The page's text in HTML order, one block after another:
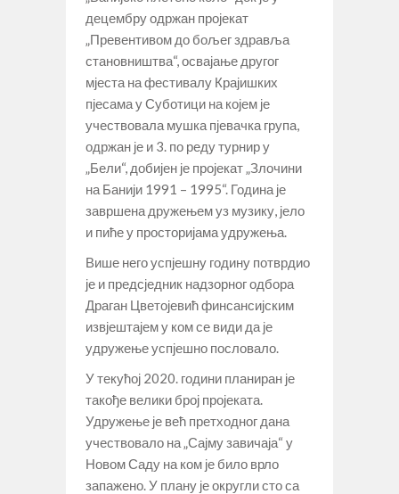
децембру одржан пројекат
„Превентивом до бољег здравља
становништва“, освајање другог
мјеста на фестивалу Крајишких
пјесама у Суботици на којем је
учествовала мушка пјевачка група,
одржан је и 3. по реду турнир у
„Бели“, добијен је пројекат „Злочини
на Банији 1991 – 1995“. Година је
завршена дружењем уз музику, јело
и пиће у просторијама удружења.
Више него успјешну годину потврдио
је и предсједник надзорног одбора
Драган Цветојевић финсансијским
извјештајем у ком се види да је
удружење успјешно пословало.
У текућој 2020. години планиран је
такође велики број пројеката.
Удружење је већ претходног дана
учествовало на „Сајму завичаја“ у
Новом Саду на ком је било врло
запажено. У плану је округли сто са